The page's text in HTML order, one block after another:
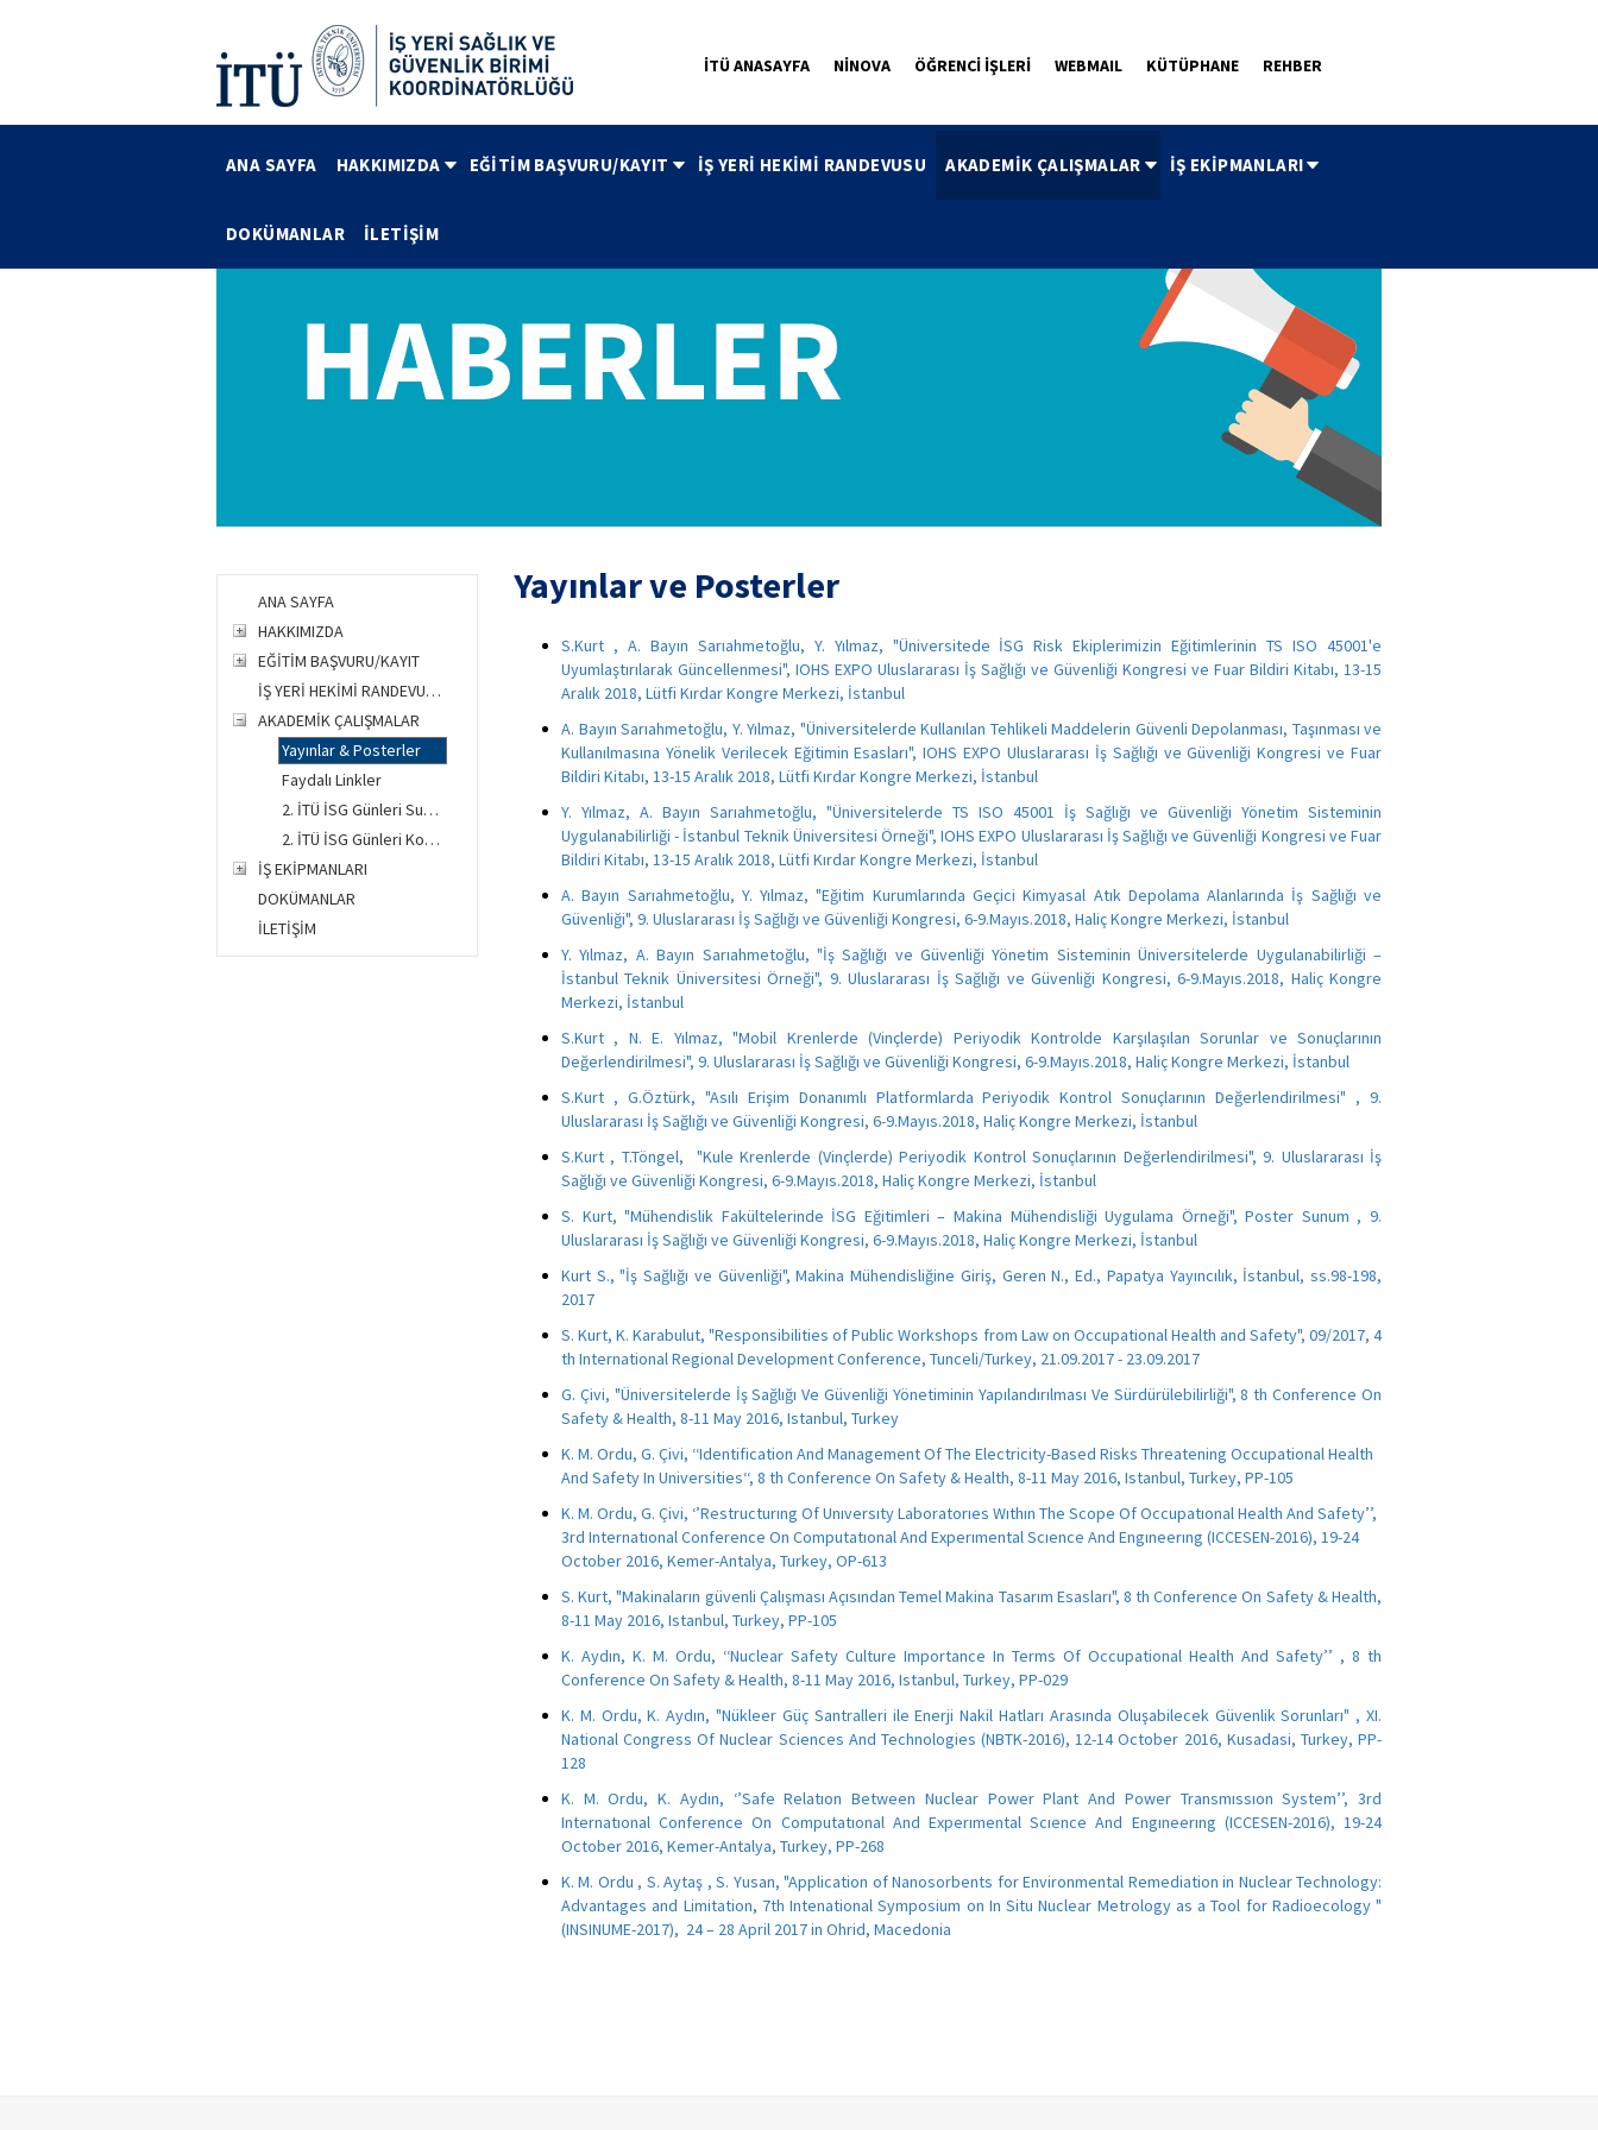
İTÜ ANASAYFA NİNOVA ÖĞRENCİ İŞLERİ WEBMAIL KÜTÜPHANE REHBER
ANA SAYFA HAKKIMIZDA EĞİTİM BAŞVURU/KAYIT İŞ YERİ HEKİMİ RANDEVUSU AKADEMİK ÇALIŞMALAR İŞ EKİPMANLARI
DOKÜMANLAR İLETİŞİM
ANA SAYFA
HAKKIMIZDA
EĞİTİM BAŞVURU/KAYIT
İŞ YERİ HEKİMİ RANDEVUSU
AKADEMİK ÇALIŞMALAR
Yayınlar & Posterler
Faydalı Linkler
2. İTÜ İSG Günleri Sunumları
2. İTÜ İSG Günleri Konuşmacıları
İŞ EKİPMANLARI
DOKÜMANLAR
İLETİŞİM
Yayınlar ve Posterler
S.Kurt , A. Bayın Sarıahmetoğlu, Y. Yılmaz, "Üniversitede İSG Risk Ekiplerimizin Eğitimlerinin TS ISO 45001'e
Uyumlaştırılarak Güncellenmesi", IOHS EXPO Uluslararası İş Sağlığı ve Güvenliği Kongresi ve Fuar Bildiri Kitabı, 13-15
Aralık 2018, Lütfi Kırdar Kongre Merkezi, İstanbul
A. Bayın Sarıahmetoğlu, Y. Yılmaz, "Üniversitelerde Kullanılan Tehlikeli Maddelerin Güvenli Depolanması, Taşınması ve
Kullanılmasına Yönelik Verilecek Eğitimin Esasları", IOHS EXPO Uluslararası İş Sağlığı ve Güvenliği Kongresi ve Fuar
Bildiri Kitabı, 13-15 Aralık 2018, Lütfi Kırdar Kongre Merkezi, İstanbul
Y. Yılmaz, A. Bayın Sarıahmetoğlu, "Üniversitelerde TS ISO 45001 İş Sağlığı ve Güvenliği Yönetim Sisteminin
Uygulanabilirliği - İstanbul Teknik Üniversitesi Örneği", IOHS EXPO Uluslararası İş Sağlığı ve Güvenliği Kongresi ve Fuar
Bildiri Kitabı, 13-15 Aralık 2018, Lütfi Kırdar Kongre Merkezi, İstanbul
A. Bayın Sarıahmetoğlu, Y. Yılmaz, "Eğitim Kurumlarında Geçici Kimyasal Atık Depolama Alanlarında İş Sağlığı ve
Güvenliği", 9. Uluslararası İş Sağlığı ve Güvenliği Kongresi, 6-9.Mayıs.2018, Haliç Kongre Merkezi, İstanbul
Y. Yılmaz, A. Bayın Sarıahmetoğlu, "İş Sağlığı ve Güvenliği Yönetim Sisteminin Üniversitelerde Uygulanabilirliği –
İstanbul Teknik Üniversitesi Örneği", 9. Uluslararası İş Sağlığı ve Güvenliği Kongresi, 6-9.Mayıs.2018, Haliç Kongre
Merkezi, İstanbul
S.Kurt , N. E. Yılmaz, "Mobil Krenlerde (Vinçlerde) Periyodik Kontrolde Karşılaşılan Sorunlar ve Sonuçlarının
Değerlendirilmesi", 9. Uluslararası İş Sağlığı ve Güvenliği Kongresi, 6-9.Mayıs.2018, Haliç Kongre Merkezi, İstanbul
S.Kurt , G.Öztürk, "Asılı Erişim Donanımlı Platformlarda Periyodik Kontrol Sonuçlarının Değerlendirilmesi" , 9.
Uluslararası İş Sağlığı ve Güvenliği Kongresi, 6-9.Mayıs.2018, Haliç Kongre Merkezi, İstanbul
S.Kurt , T.Töngel, "Kule Krenlerde (Vinçlerde) Periyodik Kontrol Sonuçlarının Değerlendirilmesi", 9. Uluslararası İş
Sağlığı ve Güvenliği Kongresi, 6-9.Mayıs.2018, Haliç Kongre Merkezi, İstanbul
S. Kurt, "Mühendislik Fakültelerinde İSG Eğitimleri – Makina Mühendisliği Uygulama Örneği", Poster Sunum , 9.
Uluslararası İş Sağlığı ve Güvenliği Kongresi, 6-9.Mayıs.2018, Haliç Kongre Merkezi, İstanbul
Kurt S., "İş Sağlığı ve Güvenliği", Makina Mühendisliğine Giriş, Geren N., Ed., Papatya Yayıncılık, İstanbul, ss.98-198,
2017
S. Kurt, K. Karabulut, "Responsibilities of Public Workshops from Law on Occupational Health and Safety", 09/2017, 4
th International Regional Development Conference, Tunceli/Turkey, 21.09.2017 - 23.09.2017
G. Çivi, "Üniversitelerde İş Sağlığı Ve Güvenliği Yönetiminin Yapılandırılması Ve Sürdürülebilirliği", 8 th Conference On
Safety & Health, 8-11 May 2016, Istanbul, Turkey
K. M. Ordu, G. Çivi, ‘‘Identification And Management Of The Electricity-Based Risks Threatening Occupational Health
And Safety In Universities‘‘, 8 th Conference On Safety & Health, 8-11 May 2016, Istanbul, Turkey, PP-105
K. M. Ordu, G. Çivi, ‘’Restructurıng Of Unıversıty Laboratorıes Wıthın The Scope Of Occupatıonal Health And Safety’’,
3rd Internatıonal Conference On Computatıonal And Experımental Scıence And Engıneerıng (ICCESEN-2016), 19-24
October 2016, Kemer-Antalya, Turkey, OP-613
S. Kurt, "Makinaların güvenli Çalışması Açısından Temel Makina Tasarım Esasları", 8 th Conference On Safety & Health,
8-11 May 2016, Istanbul, Turkey, PP-105
K. Aydın, K. M. Ordu, ‘‘Nuclear Safety Culture Importance In Terms Of Occupational Health And Safety’’ , 8 th
Conference On Safety & Health, 8-11 May 2016, Istanbul, Turkey, PP-029
K. M. Ordu, K. Aydın, "Nükleer Güç Santralleri ile Enerji Nakil Hatları Arasında Oluşabilecek Güvenlik Sorunları" , XI.
National Congress Of Nuclear Sciences And Technologies (NBTK-2016), 12-14 October 2016, Kusadasi, Turkey, PP-
128
K. M. Ordu, K. Aydın, ‘’Safe Relatıon Between Nuclear Power Plant And Power Transmıssıon System’’, 3rd
Internatıonal Conference On Computatıonal And Experımental Scıence And Engıneerıng (ICCESEN-2016), 19-24
October 2016, Kemer-Antalya, Turkey, PP-268
K. M. Ordu , S. Aytaş , S. Yusan, "Application of Nanosorbents for Environmental Remediation in Nuclear Technology:
Advantages and Limitation, 7th Intenational Symposium on In Situ Nuclear Metrology as a Tool for Radioecology "
(INSINUME-2017), 24 – 28 April 2017 in Ohrid, Macedonia